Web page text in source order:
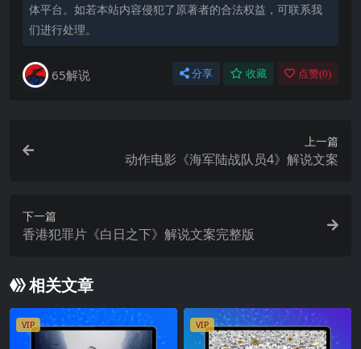
体平台。如若本站内容侵犯了原著者的合法权益，可联系我
们进行处理。
65解说 分享 收藏 点赞(0)
上一篇
动作电影《海军陆战队员4》解说文案
下一篇
香港犯罪片《白日之下》解说文案完整版
相关文章
VIP VIP